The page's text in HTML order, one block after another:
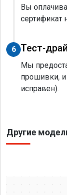
Вы
сертификат
6 Тест-
Мы
прошивки,
исправен).
Другие